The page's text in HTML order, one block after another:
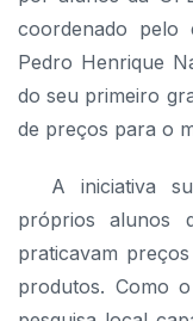
coordenado pelo
Pedro Henrique
do seu primeiro
de preços para o
A iniciativa
próprios alunos
praticavam
produtos. Como